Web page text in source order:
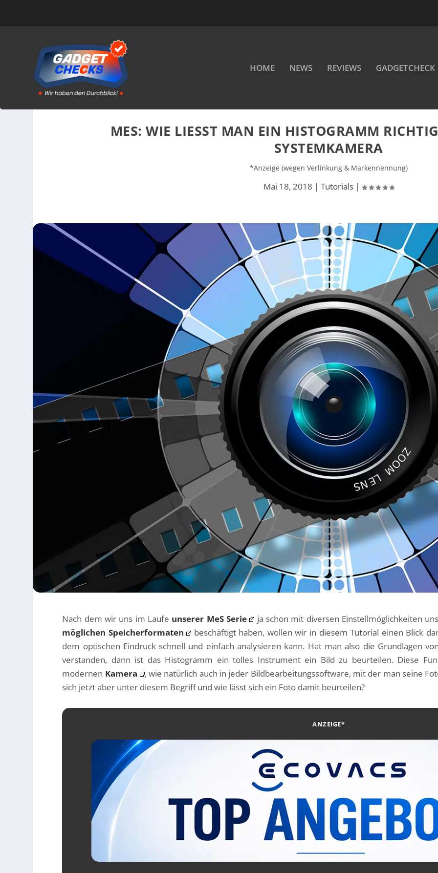
HOME NEWS REVIEWS GADGETCHECK
MES: WIE LIESST MAN EIN HISTOGRAMM
YSTEMKAMERA
*Anzeige (wegen Verlinkung & Markennennung)
Mai 18, 2018 | Tutorials|
Nach dem wir uns im Laufe unserer MeS Serie
ja schon mit diversen Einstellmöglichkeiten
möglichen Speicherformaten
beschäftigt haben, wollen wir in diesem Tutorial einen Blick
dem optischen Eindruck schnell und einfach analysieren kann. Hat man also die Grundlagen
verstanden, dann ist das Histogramm ein tolles Instrument ein Bild zu beurteilen. Diese
modernen Kamera
, wie natürlich auch in jeder Bildbearbeitungssoftware, mit der man seine
sich jetzt aber unter diesem Begriff und wie lässt sich ein Foto damit beurteilen?
ANZEIGE*